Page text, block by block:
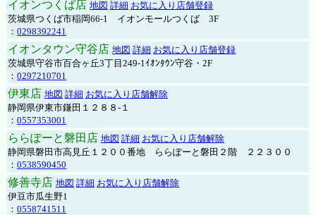
イオンつくば店 地図 詳細 お気に入り店舗登録
茨城県つくば市稲岡66-1 イオンモールつくば 3F
： 0298392241
イオンタウン守谷店 地図 詳細 お気に入り店舗登録
茨城県守谷市百合ヶ丘3丁目249-1ｲｵﾝﾀｳﾝ守谷・2F
： 0297210701
伊東店 地図 詳細 お気に入り店舗解除
静岡県伊東市鎌田１２８８-１
： 0557353001
ららぽーと磐田店 地図 詳細 お気に入り店舗解除
静岡県磐田市高見丘１２００番地 ららぽーと磐田２階 ２２３００
： 0538590450
修善寺店 地図 詳細 お気に入り店舗解除
伊豆市瓜生野1
： 0558741511